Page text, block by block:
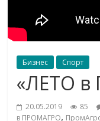
Бизнес Спорт
«ЛЕТО
20.05.2019 85
в ПРОМАГРО,